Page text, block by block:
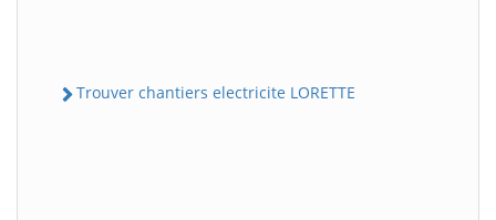
Trouver chantiers electricite LORETTE